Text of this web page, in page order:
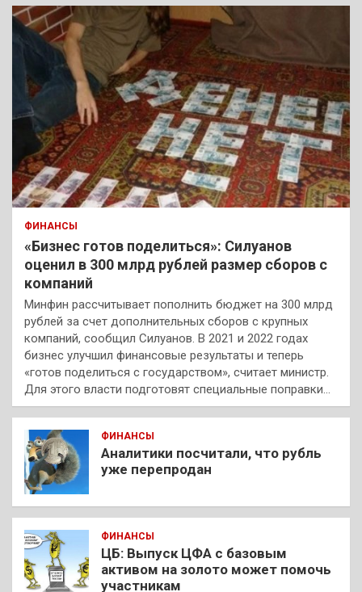
ФИНАНСЫ
«Бизнес готов поделиться»: Силуанов
оценил в 300 млрд рублей размер сборов с
компаний
Минфин рассчитывает пополнить бюджет на 300 млрд
рублей за счет дополнительных сборов с крупных
компаний, сообщил Силуанов. В 2021 и 2022 годах
бизнес улучшил финансовые результаты и теперь
«готов поделиться с государством», считает министр.
Для этого власти подготовят специальные поправки…
ФИНАНСЫ
Аналитики посчитали, что рубль
уже перепродан
ФИНАНСЫ
ЦБ: Выпуск ЦФА с базовым
активом на золото может помочь
участникам